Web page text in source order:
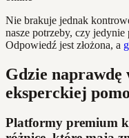
Nie brakuje jednak
nasze potrzeby, czy
Odpowiedź jest złożona, a
Gdzie naprawdę
eksperckiej
Platformy premium